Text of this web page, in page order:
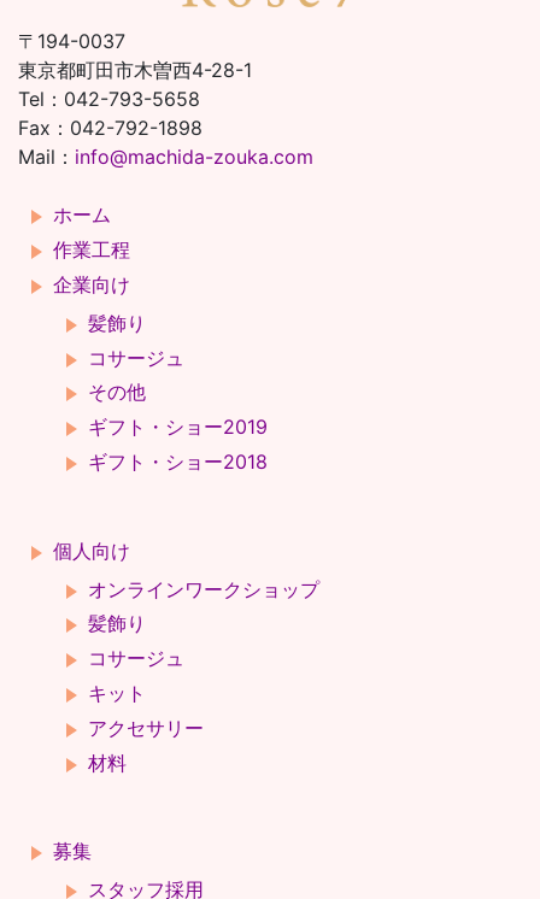
〒194-0037
東京都町田市木曽西4-28-1
Tel：042-793-5658
Fax：042-792-1898
Mail： info@machida-zouka.com
ホーム
作業工程
企業向け
髪飾り
コサージュ
その他
ギフト・ショー2019
ギフト・ショー2018
個人向け
オンラインワークショップ
髪飾り
コサージュ
キット
アクセサリー
材料
募集
スタッフ採用